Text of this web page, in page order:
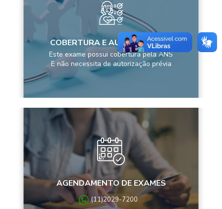
COBERTURA E AUTORIZAÇÕES
Este exame possui cobertura pela ANS
E não necessita de autorização prévia
AGENDAMENTO DE EXAMES
(11)2029-7200